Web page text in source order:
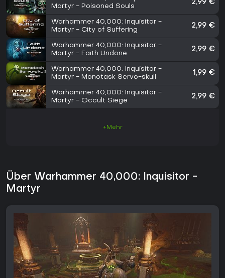
Martyr - Poisoned Souls
2,99 €
Warhammer 40,000: Inquisitor -
Martyr - City of Suffering
2,99 €
Warhammer 40,000: Inquisitor -
Martyr - Faith Undone
2,99 €
Warhammer 40,000: Inquisitor -
Martyr - Monotask Servo-skull
1,99 €
Warhammer 40,000: Inquisitor -
Martyr - Occult Siege
2,99 €
+Mehr
Über Warhammer 40,000: Inquisitor -
Martyr